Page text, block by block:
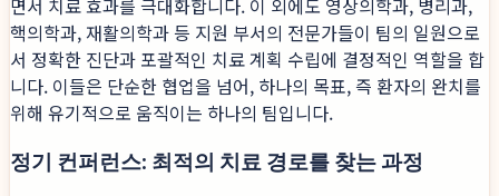
면서 치료 효과를 극대화합니다. 이 외에도 영상의학과, 병리과,
핵의학과, 재활의학과 등 지원 부서의 전문가들이 팀의 일원으로
서 정확한 진단과 포괄적인 치료 계획 수립에 결정적인 역할을 합
니다. 이들은 단순한 협업을 넘어, 하나의 목표, 즉 환자의 완치를
위해 유기적으로 움직이는 하나의 팀입니다.
정기 컨퍼런스: 최적의 치료 경로를 찾는 과정